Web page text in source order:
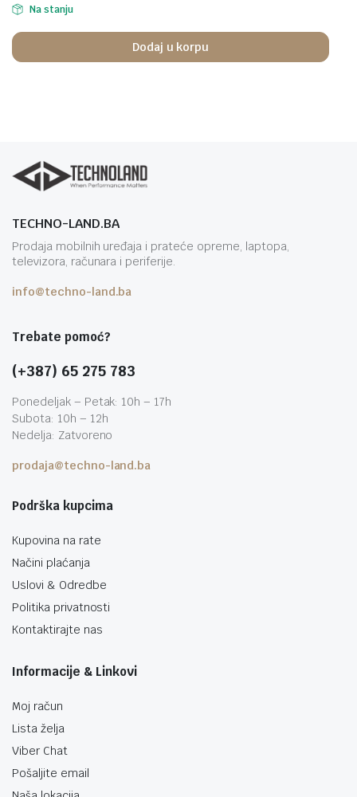
Na stanju
Dodaj u korpu
TECHNO-LAND.BA
Prodaja mobilnih uređaja i prateće opreme, laptopa,
televizora, računara i periferije.
info@techno-land.ba
Trebate pomoć?
(+387) 65 275 783
Ponedeljak – Petak: 10h – 17h
Subota: 10h – 12h
Nedelja: Zatvoreno
prodaja@techno-land.ba
Podrška kupcima
Kupovina na rate
Načini plaćanja
Uslovi & Odredbe
Politika privatnosti
Kontaktirajte nas
Informacije & Linkovi
Moj račun
Lista želja
Viber Chat
Pošaljite email